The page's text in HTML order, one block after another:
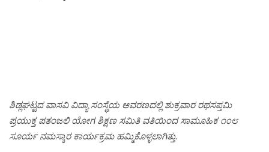
ಶಿಡ್ಲಘಟ್ಟದ ವಾಸವಿ ವಿದ್ಯಾ ಸಂಸ್ಥೆಯ ಆವರಣದಲ್ಲಿ ಶುಕ್ರವಾರ ರಥಸಪ್ತಮಿ
ಪ್ರಯುಕ್ತ ಪತಂಜಲಿ ಯೋಗ ಶಿಕ್ಷಣ ಸಮಿತಿ ವತಿಯಿಂದ ಸಾಮೂಹಿಕ ೧೦೮
ಸೂರ್ಯ ನಮಸ್ಕಾರ ಕಾರ್ಯಕ್ರಮ ಹಮ್ಮಿಕೊಳ್ಳಲಾಗಿತ್ತು.